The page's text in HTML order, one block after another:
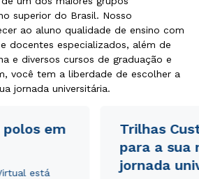
superior do Brasil. Nosso
ao aluno qualidade de ensino com
docentes especializados, além de
e diversos cursos de graduação e
você tem a liberdade de escolher a
jornada universitária.
polos em
está
Trilhas
para a sua
jornada
ou